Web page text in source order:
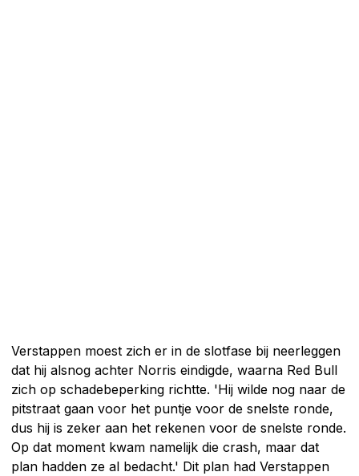
Verstappen moest zich er in de slotfase bij neerleggen
dat hij alsnog achter Norris eindigde, waarna Red Bull
zich op schadebeperking richtte. 'Hij wilde nog naar de
pitstraat gaan voor het puntje voor de snelste ronde,
dus hij is zeker aan het rekenen voor de snelste ronde.
Op dat moment kwam namelijk die crash, maar dat
plan hadden ze al bedacht.' Dit plan had Verstappen